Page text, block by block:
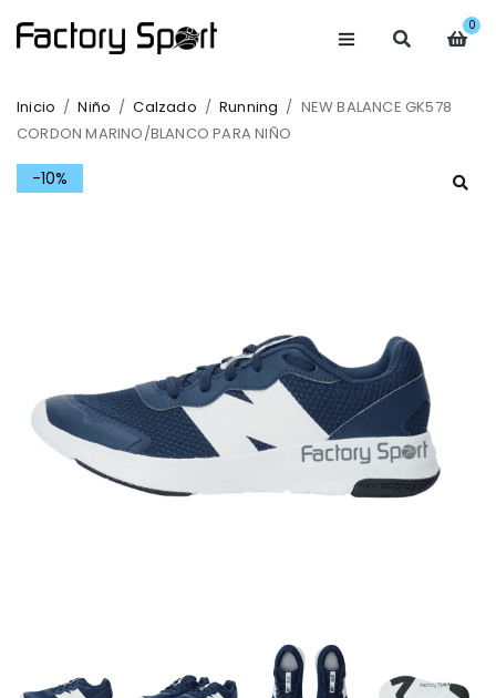
0
Inicio / Niño / Calzado / Running / NEW BALANCE GK578
CORDON MARINO/BLANCO PARA NIÑO
-10%